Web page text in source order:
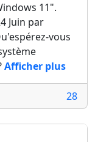
11".
Juin par
vous
Afficher plus
28